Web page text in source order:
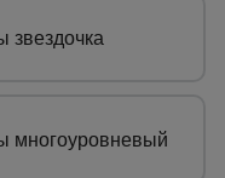
звездочка
многоуровневый